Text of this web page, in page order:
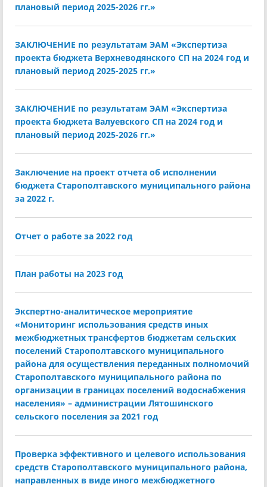
плановый период 2025-2026 гг.»
ЗАКЛЮЧЕНИЕ по результатам ЭАМ «Экспертиза
проекта бюджета Верхневодянского СП на 2024 год и
плановый период 2025-2025 гг.»
ЗАКЛЮЧЕНИЕ по результатам ЭАМ «Экспертиза
проекта бюджета Валуевского СП на 2024 год и
плановый период 2025-2026 гг.»
Заключение на проект отчета об исполнении
бюджета Старополтавского муниципального района
за 2022 г.
Отчет о работе за 2022 год
План работы на 2023 год
Экспертно-аналитическое мероприятие
«Мониторинг использования средств иных
межбюджетных трансфертов бюджетам сельских
поселений Старополтавского муниципального
района для осуществления переданных полномочий
Старополтавского муниципального района по
организации в границах поселений водоснабжения
населения» – администрации Лятошинского
сельского поселения за 2021 год
Проверка эффективного и целевого использования
средств Старополтавского муниципального района,
направленных в виде иного межбюджетного